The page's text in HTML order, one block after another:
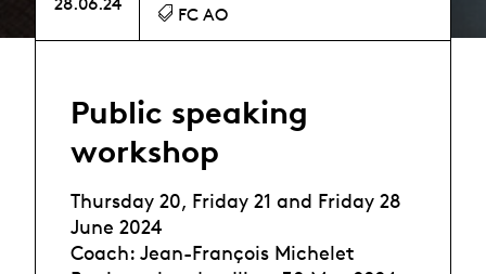
28.06.24
FC AO
Public speaking
workshop
Thursday 20, Friday 21 and Friday 28
June 2024
Coach: Jean-François Michelet